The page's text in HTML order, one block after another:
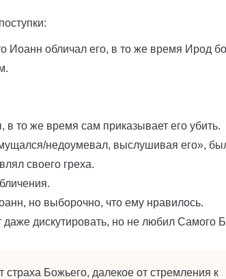
Иоанн обличал его, в то же время Ирод
то же время сам приказывает его убить.
недоумевал, выслушивая его»,
своего греха.
но выборочно, что ему нравилось.
дискутировать, но не любил Самого
страха Божьего, далекое от стремления к